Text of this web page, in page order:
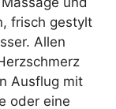
frisch gestylt
Allen
Ausflug mit
oder eine